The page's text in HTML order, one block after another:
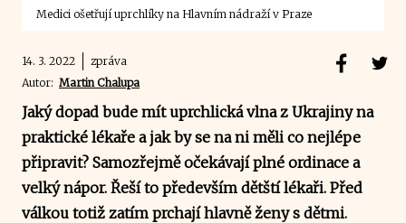
Medici ošetřují uprchlíky na Hlavním nádraží v Praze
14. 3. 2022
zpráva
Autor: Martin Chalupa
Jaký dopad bude mít uprchlická vlna z Ukrajiny na
praktické lékaře a jak by se na ni měli co nejlépe
připravit? Samozřejmě očekávají plné ordinace a
velký nápor. Řeší to především dětští lékaři. Před
válkou totiž zatím prchají hlavně ženy s dětmi.